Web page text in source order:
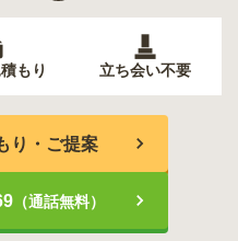
もり 立ち会い不要
り・ご提案
（通話無料）